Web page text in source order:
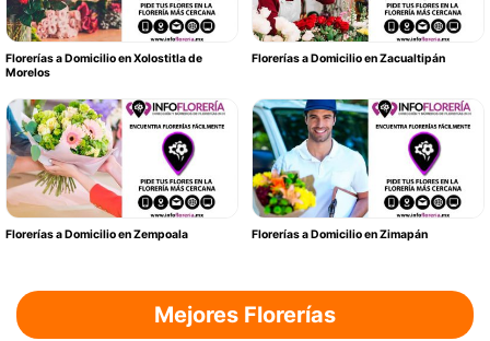
Florerías a Domicilio en Xolostitla de
Morelos
Florerías a Domicilio en Zacualtipán
Florerías a Domicilio en Zempoala Florerías a Domicilio en Zimapán
Mejores Florerías